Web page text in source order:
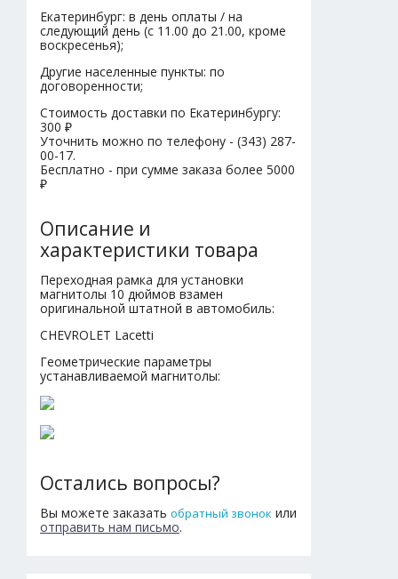
Екатеринбург: в день оплаты / на
следующий день (с 11.00 до 21.00, кроме
воскресенья);
Другие населенные пункты: по
договоренности;
Стоимость доставки по Екатеринбургу:
300 ₽
Уточнить можно по телефону - (343) 287-
00-17.
Бесплатно - при сумме заказа более 5000
₽
Описание и
характеристики товара
Переходная рамка для установки
магнитолы 10 дюймов взамен
оригинальной штатной в автомобиль:
CHEVROLET Lacetti
Геометрические параметры
устанавливаемой магнитолы:
Остались вопросы?
Вы можете заказать обратный звонок или
отправить нам письмо.